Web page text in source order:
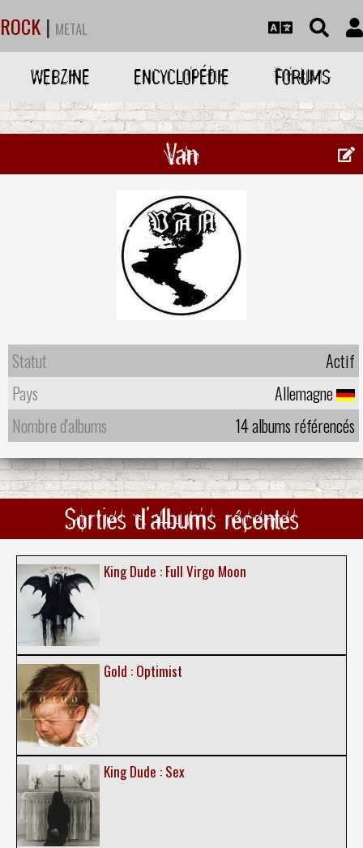
ROCK | METAL
WEBZINE ENCYCLOPÉDIE FORUMS
Van
Statut
Actif
Pays
Allemagne
Nombre d'albums
14 albums référencés
Sorties d'albums récentes
King Dude : Full Virgo Moon
Gold : Optimist
King Dude : Sex